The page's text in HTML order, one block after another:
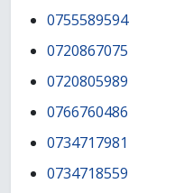
0755589594
0720867075
0720805989
0766760486
0734717981
0734718559